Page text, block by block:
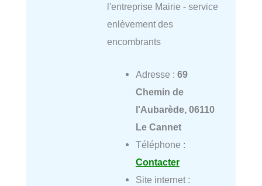
l'entreprise Mairie - service
enlèvement des
encombrants
Adresse : 69
Chemin de
l'Aubarède, 06110
Le Cannet
Téléphone :
Contacter
Site internet :